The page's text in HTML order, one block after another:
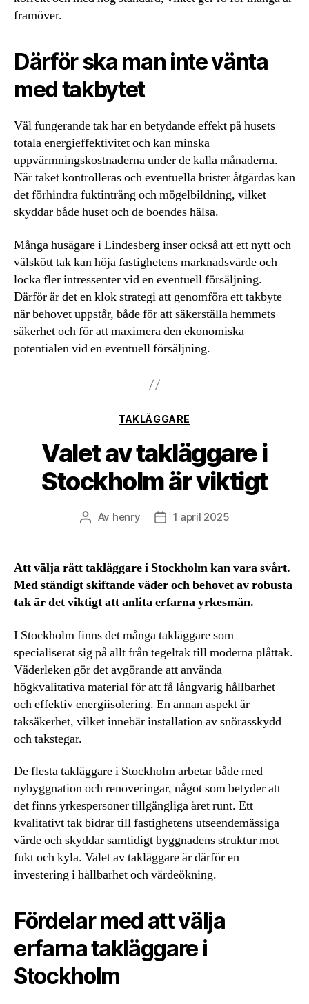
framöver.
Därför ska man inte vänta
med takbytet
Väl fungerande tak har en betydande effekt på husets
totala energieffektivitet och kan minska
uppvärmningskostnaderna under de kalla månaderna.
När taket kontrolleras och eventuella brister åtgärdas kan
det förhindra fuktintrång och mögelbildning, vilket
skyddar både huset och de boendes hälsa.
Många husägare i Lindesberg inser också att ett nytt och
välskött tak kan höja fastighetens marknadsvärde och
locka fler intressenter vid en eventuell försäljning.
Därför är det en klok strategi att genomföra ett takbyte
när behovet uppstår, både för att säkerställa hemmets
säkerhet och för att maximera den ekonomiska
potentialen vid en eventuell försäljning.
Kategorier
TAKLÄGGARE
Valet av takläggare i
Stockholm är viktigt
Inläggsförfattare
Av henry Inläggsdatum
1 april 2025
Att välja rätt takläggare i Stockholm kan vara svårt.
Med ständigt skiftande väder och behovet av robusta
tak är det viktigt att anlita erfarna yrkesmän.
I Stockholm finns det många takläggare som
specialiserat sig på allt från tegeltak till moderna plåttak.
Väderleken gör det avgörande att använda
högkvalitativa material för att få långvarig hållbarhet
och effektiv energiisolering. En annan aspekt är
taksäkerhet, vilket innebär installation av snörasskydd
och takstegar.
De flesta takläggare i Stockholm arbetar både med
nybyggnation och renoveringar, något som betyder att
det finns yrkespersoner tillgängliga året runt. Ett
kvalitativt tak bidrar till fastighetens utseendemässiga
värde och skyddar samtidigt byggnadens struktur mot
fukt och kyla. Valet av takläggare är därför en
investering i hållbarhet och värdeökning.
Fördelar med att välja
erfarna takläggare i
Stockholm